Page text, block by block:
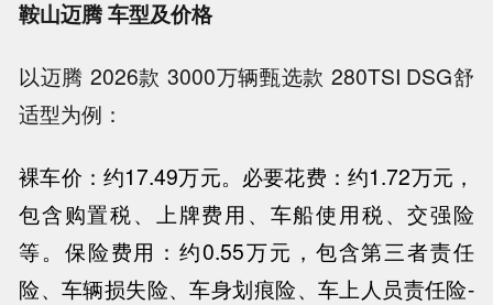
鞍山迈腾 车型及价格
以迈腾 2026款 3000万辆甄选款 280TSI DSG舒
适型为例：
裸车价：约17.49万元。 必要花费：约1.72万元，
包含购置税、上牌费用、车船使用税、交强险
等。 保险费用：约0.55万元，包含第三者责任
险、车辆损失险、车身划痕险、车上人员责任险-